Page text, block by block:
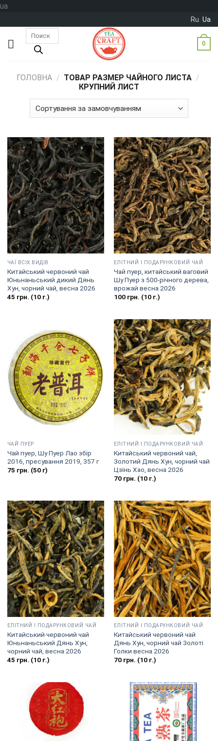
ua
content
Ru Ua
0
ГОЛОВНА / ТОВАР РАЗМЕР ЧАЙНОГО ЛИСТА /
КРУПНИЙ ЛИСТ
ЧАЇ ВСІХ ВИДІВ
Китайський червоний чай
Юньнаньський дикий Дянь
Хун, чорний чай, весна 2026
45 грн. (10 г.)
EЛІТНИЙ І ПОДАРУНКОВИЙ ЧАЙ
Чай пуер, китайський ваговий
Шу Пуер з 500-річного дерева,
врожай весна 2026
100грн. (10 г.)
ЧАЙ ПУЕР
Чай пуер, Шу Пуер Лао збір
2016, пресування 2019, 357 г
75 грн. (50 г)
EЛІТНИЙ І ПОДАРУНКОВИЙ ЧАЙ
Китайський червоний чай,
Золотий Дянь Хун, чорний чай
Цзінь Хао, весна 2026
70грн. (10 г.)
EЛІТНИЙ І ПОДАРУНКОВИЙ ЧАЙ
Китайський червоний чай
Юньнаньський Дянь Хун,
чорний чай, весна 2026
45 грн. (10 г.)
EЛІТНИЙ І ПОДАРУНКОВИЙ ЧАЙ
Китайський червоний чай
Дянь Хун, чорний чай Золоті
Голки весна 2026
70грн. (10 г.)